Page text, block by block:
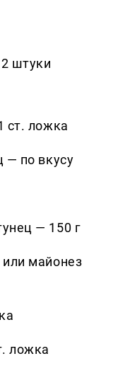
штуки
ст. ложка
— по вкусу
— 150 г
майонез
ложка